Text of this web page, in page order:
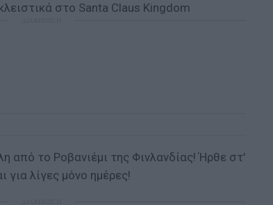
από το Ροβανιέμι της Φινλανδίας! Ήρθε στ'
λίγες μόνο ημέρες!